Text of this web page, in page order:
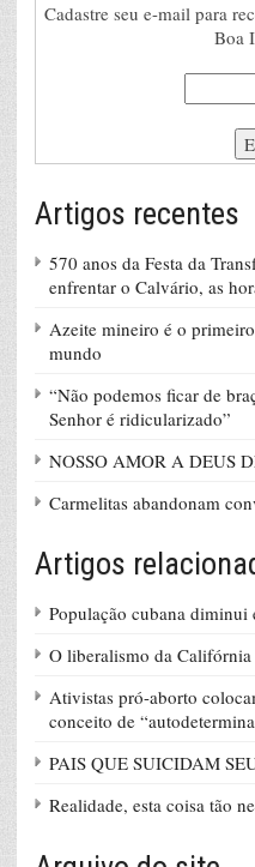
Cadastre seu e-mail para
Boa
Artigos recentes
570 anos da Festa da
enfrentar o Calvário, as
Azeite mineiro é o
mundo
“Não podemos ficar de
Senhor é ridicularizado”
NOSSO AMOR A DEUS
Carmelitas abandonam
Artigos
População cubana diminui
O liberalismo da
Ativistas pró-aborto
conceito de
PAIS QUE SUICIDAM
Realidade, esta coisa tão